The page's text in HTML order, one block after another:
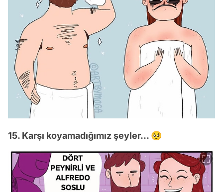
15. Karşı koyamadığımız şeyler... 🥺